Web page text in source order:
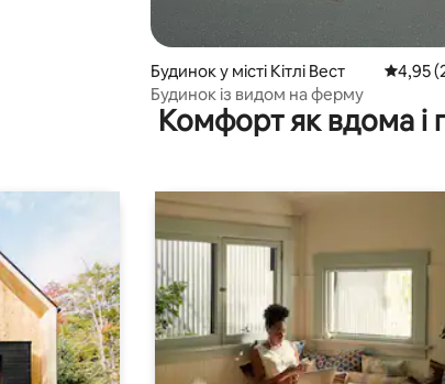
Будинок у місті Кітлі Вест
4,95
Будинок із видом на ферму
Комфорт як вдома і